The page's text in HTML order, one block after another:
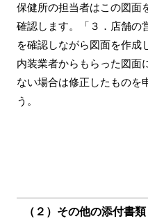
保健所の担当者はこの図面
確認します。「３．店舗の
を確認しながら図面を作成
内装業者からもらった図面
ない場合は修正したものを
う。
（２）その他の添付書類